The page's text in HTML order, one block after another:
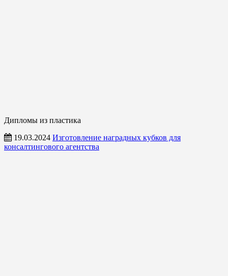
Дипломы из пластика
19.03.2024 Изготовление наградных кубков для
консалтингового агентства